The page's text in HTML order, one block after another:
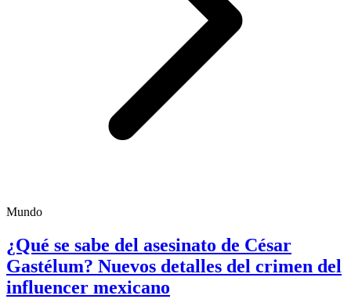
Mundo
¿Qué se sabe del asesinato de César
Gastélum? Nuevos detalles del crimen del
influencer mexicano